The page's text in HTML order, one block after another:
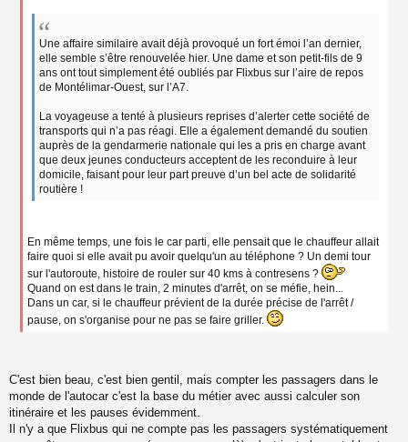
Une affaire similaire avait déjà provoqué un fort émoi l’an dernier,
elle semble s’être renouvelée hier. Une dame et son petit-fils de 9
ans ont tout simplement été oubliés par Flixbus sur l’aire de repos
de Montélimar-Ouest, sur l’A7.
La voyageuse a tenté à plusieurs reprises d’alerter cette société de
transports qui n’a pas réagi. Elle a également demandé du soutien
auprès de la gendarmerie nationale qui les a pris en charge avant
que deux jeunes conducteurs acceptent de les reconduire à leur
domicile, faisant pour leur part preuve d’un bel acte de solidarité
routière !
En même temps, une fois le car parti, elle pensait que le chauffeur allait
faire quoi si elle avait pu avoir quelqu'un au téléphone ? Un demi tour
sur l'autoroute, histoire de rouler sur 40 kms à contresens ?
Quand on est dans le train, 2 minutes d'arrêt, on se méfie, hein...
Dans un car, si le chauffeur prévient de la durée précise de l'arrêt /
pause, on s'organise pour ne pas se faire griller.
C'est bien beau, c'est bien gentil, mais compter les passagers dans le
monde de l'autocar c'est la base du métier avec aussi calculer son
itinéraire et les pauses évidemment.
Il n'y a que Flixbus qui ne compte pas les passagers systématiquement